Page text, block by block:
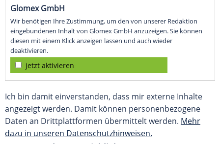
Glomex GmbH
Wir benötigen Ihre Zustimmung, um den von unserer Redaktion
eingebundenen Inhalt von Glomex GmbH anzuzeigen. Sie können
diesen mit einem Klick anzeigen lassen und auch wieder
deaktivieren.
jetzt aktivieren
Ich bin damit einverstanden, dass mir externe Inhalte
angezeigt werden. Damit können personenbezogene
Daten an Drittplattformen übermittelt werden. Mehr
dazu in unseren Datenschutzhinweisen.